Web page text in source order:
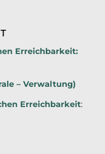
Erreichbarkeit:
– Verwaltung)
Erreichbarkeit: